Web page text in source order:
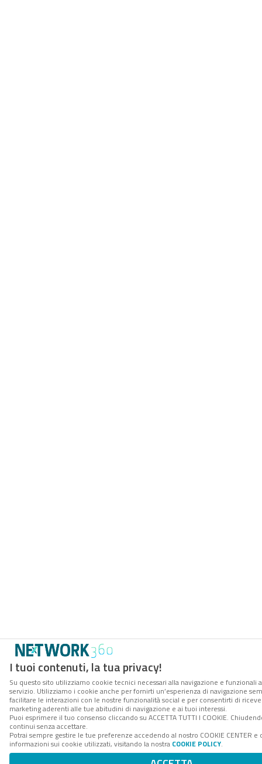
I tuoi contenuti, la tua privacy!
Su questo sito utilizziamo cookie tecnici necessari alla navigazione e funzionali
servizio. Utilizziamo i cookie anche per fornirti un’esperienza di navigazione
facilitare le interazioni con le nostre funzionalità social e per consentirti di
marketing aderenti alle tue abitudini di navigazione e ai tuoi interessi.
Puoi esprimere il tuo consenso cliccando su ACCETTA TUTTI I COOKIE.
continui senza accettare.
Potrai sempre gestire le tue preferenze accedendo al nostro COOKIE CENTER
informazioni sui cookie utilizzati, visitando la nostra COOKIE POLICY.